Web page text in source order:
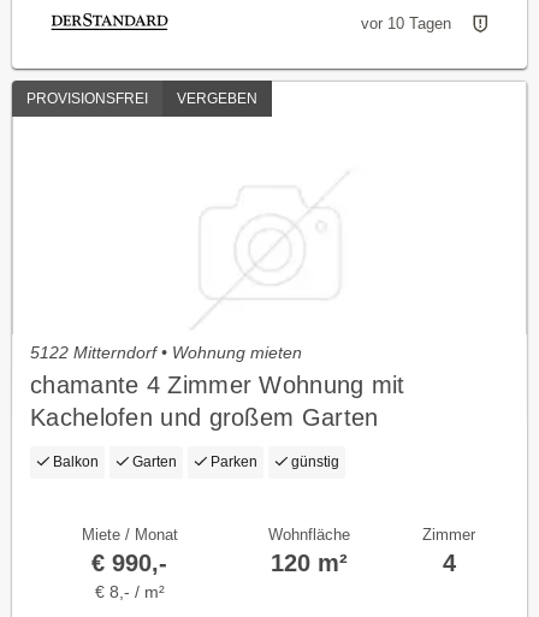
vor 10 Tagen
PROVISIONSFREI VERGEBEN
5122 Mitterndorf • Wohnung mieten
chamante 4 Zimmer Wohnung mit
Kachelofen und großem Garten
Balkon Garten Parken günstig
Miete / Monat
€ 990,-
€ 8,- / m²
Wohnfläche
120 m²
Zimmer
4